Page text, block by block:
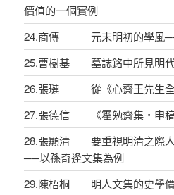
價值的一個實例
24.商傳 元末明初的學風──
25.曹樹基 墓誌銘中所見明
26.張璉 從《心齋王先生全
27.張德信 《霍勉齋集‧申
28.張顯清 要重視明清之際人
──以孫奇逢文集為例
29.陳梧桐 明人文集的史學